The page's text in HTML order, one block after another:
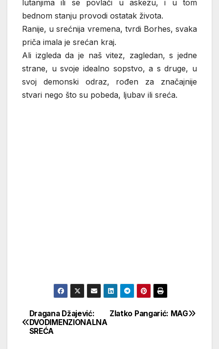
lutanjima ili se povlači u askezu, i u tom
bednom stanju provodi ostatak života.
Ranije, u srećnija vremena, tvrdi Borhes, svaka
priča imala je srećan kraj.
Ali izgleda da je naš vitez, zagledan, s jedne
strane, u svoje idealno sopstvo, a s druge, u
svoj demonski odraz, rođen za značajnije
stvari nego što su pobeda, ljubav ili sreća.
Кретање
чланка
Zlatko Pangarić: MAG
Dragana Džajević:
DVODIMENZIONALNA
SREĆA